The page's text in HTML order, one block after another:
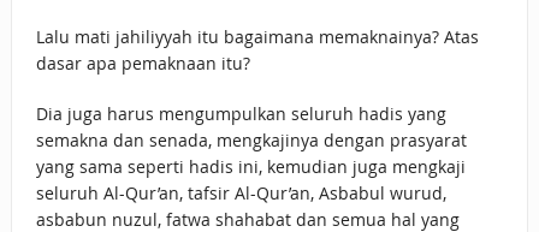
Lalu mati jahiliyyah itu bagaimana memaknainya? Atas
dasar apa pemaknaan itu?
Dia juga harus mengumpulkan seluruh hadis yang
semakna dan senada, mengkajinya dengan prasyarat
yang sama seperti hadis ini, kemudian juga mengkaji
seluruh Al-Qur’an, tafsir Al-Qur’an, Asbabul wurud,
asbabun nuzul, fatwa shahabat dan semua hal yang